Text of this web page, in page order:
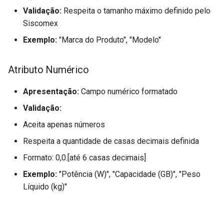
Títulos de Cartão
FOCCOERP x TMS
Títulos pelo Pedido de
Parâmetros de Vendas
Validação: Respeita o tamanho máximo definido pelo
Siscomex
Exemplo: "Marca do Produto", "Modelo"
Atributo Numérico
Apresentação: Campo numérico formatado
Validação:
Aceita apenas números
Respeita a quantidade de casas decimais definida
Formato: 0,0.[até 6 casas decimais]
Exemplo: "Potência (W)", "Capacidade (GB)", "Peso
Líquido (kg)"